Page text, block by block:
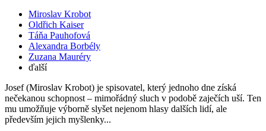
Miroslav Krobot
Oldřich Kaiser
Táňa Pauhofová
Alexandra Borbély
Zuzana Mauréry
ďalší
Josef (Miroslav Krobot) je spisovatel, který jednoho dne získá
nečekanou schopnost – mimořádný sluch v podobě zaječích uší. Ten
mu umožňuje výborně slyšet nejenom hlasy dalších lidí, ale
především jejich myšlenky...